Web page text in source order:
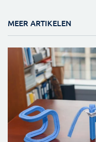
MEER ARTIKELEN